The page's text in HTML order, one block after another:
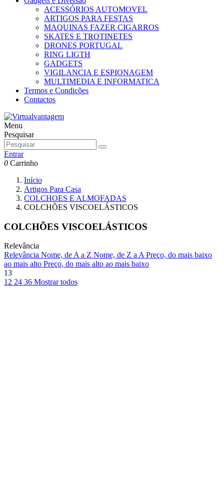
ACESSÓRIOS AUTOMOVEL
ARTIGOS PARA FESTAS
MAQUINAS FAZER CIGARROS
SKATES E TROTINETES
DRONES PORTUGAL
RING LIGTH
GADGETS
VIGILANCIA E ESPIONAGEM
MULTIMEDIA E INFORMATICA
Termos e Condições
Contactos
Menu
Pesquisar
Entrar
0 Carrinho
Início
Artigos Para Casa
COLCHOES E ALMOFADAS
COLCHÕES VISCOELÁSTICOS
COLCHÕES VISCOELÁSTICOS
Relevância
Relevância Nome, de A a Z Nome, de Z a APreço, do mais baixo
ao mais alto Preço, do mais alto ao mais baixo
13
12 24 36 Mostrar todos